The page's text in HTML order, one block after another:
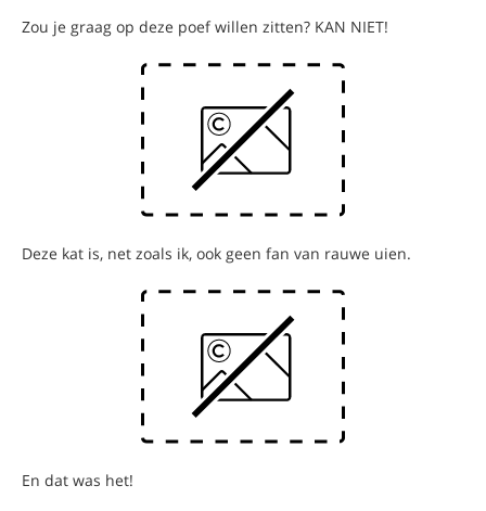
Zou je graag op deze poef willen zitten? KAN NIET!
Deze kat is, net zoals ik, ook geen fan van rauwe uien.
En dat was het!